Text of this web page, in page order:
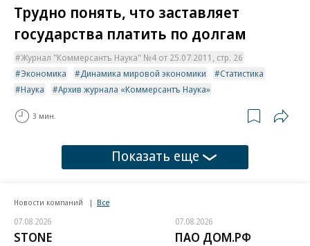
Трудно понять, что заставляет
государства платить по долгам
Журнал "Коммерсантъ Наука" №4 от 25.07.2011, стр. 26
Экономика
Динамика мировой экономики
Статистика
Наука
Архив журнала «Коммерсантъ Наука»
3 мин.
Показать еще
Новости компаний Все
07.08.2026
STONE
07.08.2026
ПАО ДОМ.РФ